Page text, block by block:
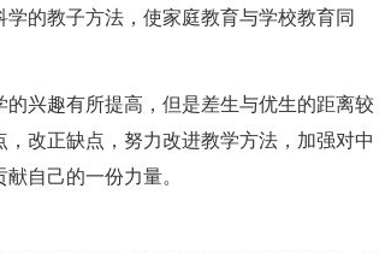
的教子方法，使家庭教育与学校教育同
兴趣有所提高，但是差生与优生的距离较
改正缺点，努力改进教学方法，加强对中
自己的一份力量。